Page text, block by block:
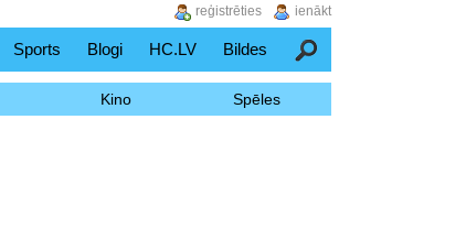
Sports Blogi HC.LV Bildes Meklēšana
Kino Spēles
ienākt
reģistrēties